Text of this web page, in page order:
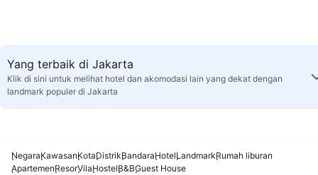
Yang terbaik di Jakarta
Klik di sini untuk melihat hotel dan akomodasi lain yang dekat dengan
landmark populer di Jakarta
NegaraKawasanKotaDistrikBandaraHotelLandmarkRumah liburan
ApartemenResorVilaHostelB&BGuest House